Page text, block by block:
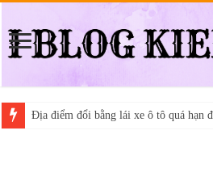
Địa điểm đổi bằng lái xe ô tô quá hạn